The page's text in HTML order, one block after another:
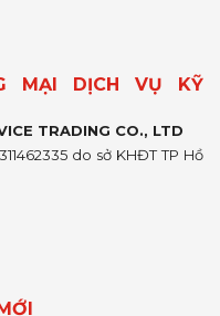
MẠI DỊCH VỤ KỸ
TRADING CO., LTD
do sở KHĐT TP Hồ